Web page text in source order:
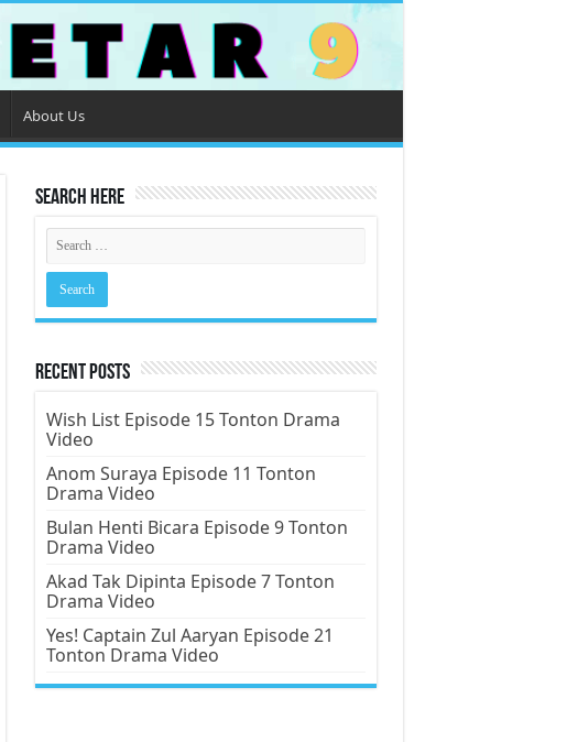
About Us
Search Here
Recent Posts
Wish List Episode 15 Tonton Drama
Video
Anom Suraya Episode 11 Tonton
Drama Video
Bulan Henti Bicara Episode 9 Tonton
Drama Video
Akad Tak Dipinta Episode 7 Tonton
Drama Video
Yes! Captain Zul Aaryan Episode 21
Tonton Drama Video